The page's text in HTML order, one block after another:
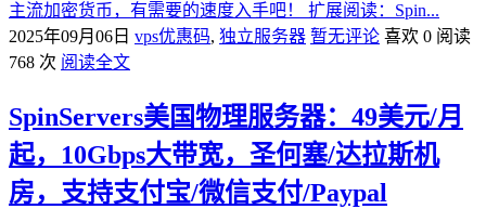
主流加密货币，有需要的速度入手吧！ 扩展阅读：Spin...
2025年09月06日 vps优惠码, 独立服务器 暂无评论 喜欢 0 阅读
768 次 阅读全文
SpinServers美国物理服务器：49美元/月
起，10Gbps大带宽，圣何塞/达拉斯机
房，支持支付宝/微信支付/Paypal